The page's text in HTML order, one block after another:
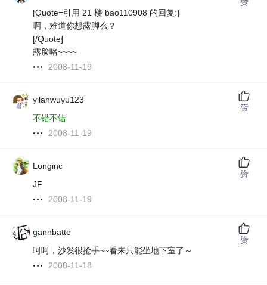
[Quote=引用 21 楼 bao110908 的回复:]
啊，难道你想露脚么？
[/Quote]
露脸咯~~~~
2008-11-19
yilanwuyu123
不错不错
2008-11-19
赞
Longinc
JF
2008-11-19
赞
gannbatte
呵呵，沙发很抢手~~看来只能坐地下室了～
2008-11-18
赞